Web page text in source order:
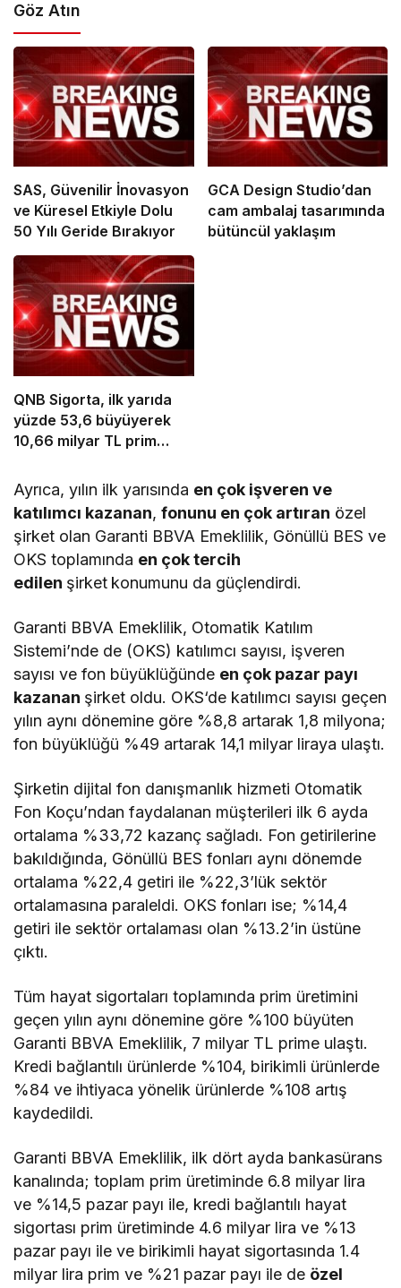
Göz Atın
SAS, Güvenilir İnovasyon
ve Küresel Etkiyle Dolu
50 Yılı Geride Bırakıyor
GCA Design Studio’dan
cam ambalaj tasarımında
bütüncül yaklaşım
QNB Sigorta, ilk yarıda
yüzde 53,6 büyüyerek
10,66 milyar TL prim
Ayrıca, yılın ilk yarısında en çok işveren ve
katılımcı kazanan,fonunu en çok artıran özel
şirket olan Garanti BBVA Emeklilik, Gönüllü BES ve
OKS toplamında en çok tercih
edilen şirket konumunu da güçlendirdi.
Garanti BBVA Emeklilik, Otomatik Katılım
Sistemi’nde de (OKS) katılımcı sayısı, işveren
sayısı ve fon büyüklüğünde en çok pazar payı
kazanan şirket oldu. OKS‘de katılımcı sayısı geçen
yılın aynı dönemine göre %8,8 artarak 1,8 milyona;
fon büyüklüğü %49 artarak 14,1 milyar liraya ulaştı.
Şirketin dijital fon danışmanlık hizmeti Otomatik
Fon Koçu’ndan faydalanan müşterileri ilk 6 ayda
ortalama %33,72 kazanç sağladı. Fon getirilerine
bakıldığında, Gönüllü BES fonları aynı dönemde
ortalama %22,4 getiri ile %22,3’lük sektör
ortalamasına paraleldi. OKS fonları ise; %14,4
getiri ile sektör ortalaması olan %13.2’in üstüne
çıktı.
Tüm hayat sigortaları toplamında prim üretimini
geçen yılın aynı dönemine göre %100 büyüten
Garanti BBVA Emeklilik, 7 milyar TL prime ulaştı.
Kredi bağlantılı ürünlerde %104, birikimli ürünlerde
%84 ve ihtiyaca yönelik ürünlerde %108 artış
kaydedildi.
Garanti BBVA Emeklilik, ilk dört ayda bankasürans
kanalında; toplam prim üretiminde 6.8 milyar lira
ve %14,5 pazar payı ile, kredi bağlantılı hayat
sigortası prim üretiminde 4.6 milyar lira ve %13
pazar payı ile ve birikimli hayat sigortasında 1.4
milyar lira prim ve %21 pazar payı ile de özel